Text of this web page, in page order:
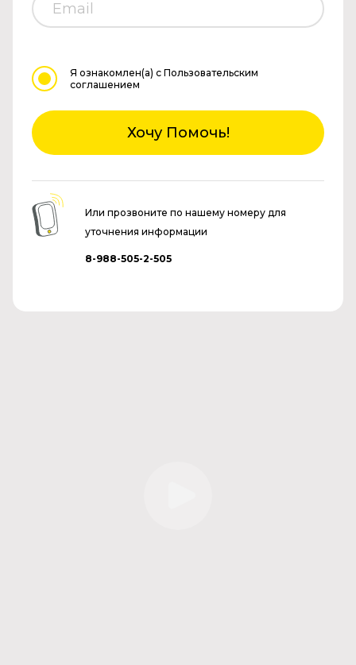
Я ознакомлен(а) с Пользовательским
соглашением
Хочу Помочь!
Или прозвоните по нашему номеру для
уточнения информации
8-988-505-2-505